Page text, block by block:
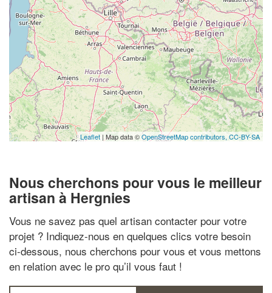
Leaflet | Map data ©OpenStreetMap contributors, CC-BY-SA
Nous cherchons pour vous le meilleur
artisan à Hergnies
Vous ne savez pas quel artisan contacter pour votre
projet ? Indiquez-nous en quelques clics votre besoin
ci-dessous, nous cherchons pour vous et vous mettons
en relation avec le pro qu’il vous faut !